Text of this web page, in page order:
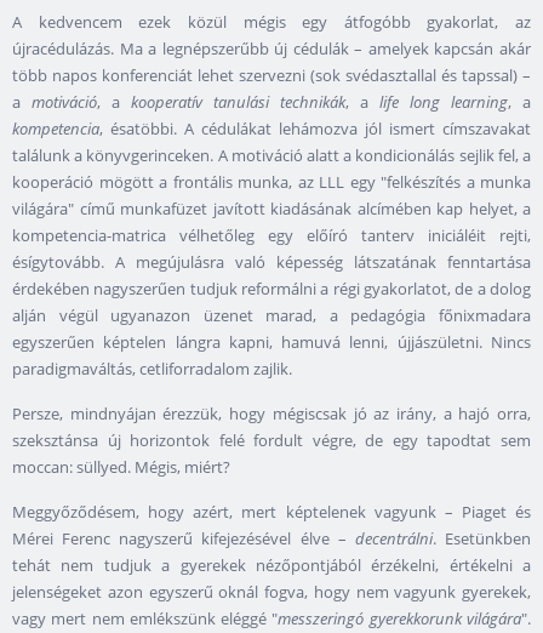
A kedvencem ezek közül mégis egy átfogóbb gyakorlat, az
újracédulázás. Ma a legnépszerűbb új cédulák – amelyek kapcsán akár
több napos konferenciát lehet szervezni (sok svédasztallal és tapssal) –
a motiváció, a kooperatív tanulási technikák, a life long learning, a
kompetencia, ésatöbbi. A cédulákat lehámozva jól ismert címszavakat
találunk a könyvgerinceken. A motiváció alatt a kondicionálás sejlik fel, a
kooperáció mögött a frontális munka, az LLL egy "felkészítés a munka
világára" című munkafüzet javított kiadásának alcímében kap helyet, a
kompetencia-matrica vélhetőleg egy előíró tanterv iniciáléit rejti,
ésígytovább. A megújulásra való képesség látszatának fenntartása
érdekében nagyszerűen tudjuk reformálni a régi gyakorlatot, de a dolog
alján végül ugyanazon üzenet marad, a pedagógia főnixmadara
egyszerűen képtelen lángra kapni, hamuvá lenni, újjászületni. Nincs
paradigmaváltás, cetliforradalom zajlik.
Persze, mindnyájan érezzük, hogy mégiscsak jó az irány, a hajó orra,
szeksztánsa új horizontok felé fordult végre, de egy tapodtat sem
moccan: süllyed. Mégis, miért?
Meggyőződésem, hogy azért, mert képtelenek vagyunk – Piaget és
Mérei Ferenc nagyszerű kifejezésével élve – decentrálni. Esetünkben
tehát nem tudjuk a gyerekek nézőpontjából érzékelni, értékelni a
jelenségeket azon egyszerű oknál fogva, hogy nem vagyunk gyerekek,
vagy mert nem emlékszünk eléggé "messzeringó gyerekkorunk világára".